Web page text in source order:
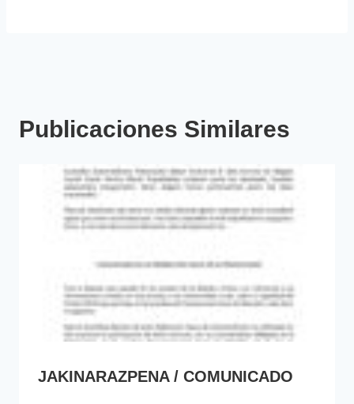
Publicaciones Similares
JAKINARAZPENA / COMUNICADO